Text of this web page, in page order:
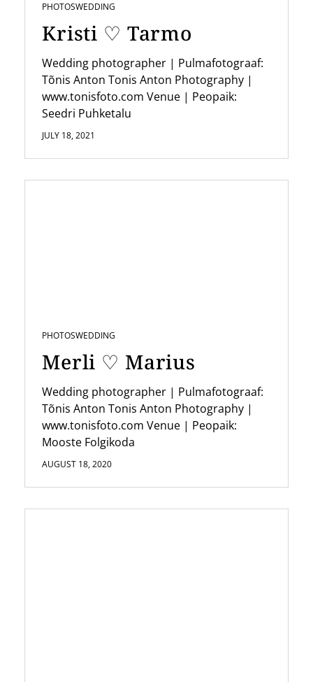
PHOTOSWEDDING
Kristi ♡ Tarmo
Wedding photographer | Pulmafotograaf:
Tõnis Anton Tonis Anton Photography |
www.tonisfoto.com Venue | Peopaik:
Seedri Puhketalu
JULY 18, 2021
PHOTOSWEDDING
Merli ♡ Marius
Wedding photographer | Pulmafotograaf:
Tõnis Anton Tonis Anton Photography |
www.tonisfoto.com Venue | Peopaik:
Mooste Folgikoda
AUGUST 18, 2020